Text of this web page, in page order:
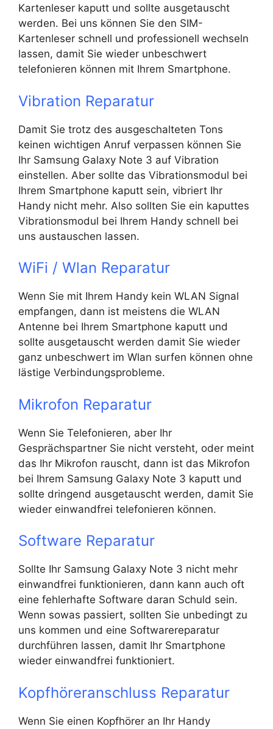
Kartenleser kaputt und sollte ausgetauscht
werden. Bei uns können Sie den SIM-
Kartenleser schnell und professionell wechseln
lassen, damit Sie wieder unbeschwert
telefonieren können mit Ihrem Smartphone.
Vibration Reparatur
Damit Sie trotz des ausgeschalteten Tons
keinen wichtigen Anruf verpassen können Sie
Ihr Samsung Galaxy Note 3 auf Vibration
einstellen. Aber sollte das Vibrationsmodul bei
Ihrem Smartphone kaputt sein, vibriert Ihr
Handy nicht mehr. Also sollten Sie ein kaputtes
Vibrationsmodul bei Ihrem Handy schnell bei
uns austauschen lassen.
WiFi / Wlan Reparatur
Wenn Sie mit Ihrem Handy kein WLAN Signal
empfangen, dann ist meistens die WLAN
Antenne bei Ihrem Smartphone kaputt und
sollte ausgetauscht werden damit Sie wieder
ganz unbeschwert im Wlan surfen können ohne
lästige Verbindungsprobleme.
Mikrofon Reparatur
Wenn Sie Telefonieren, aber Ihr
Gesprächspartner Sie nicht versteht, oder meint
das Ihr Mikrofon rauscht, dann ist das Mikrofon
bei Ihrem Samsung Galaxy Note 3 kaputt und
sollte dringend ausgetauscht werden, damit Sie
wieder einwandfrei telefonieren können.
Software Reparatur
Sollte Ihr Samsung Galaxy Note 3 nicht mehr
einwandfrei funktionieren, dann kann auch oft
eine fehlerhafte Software daran Schuld sein.
Wenn sowas passiert, sollten Sie unbedingt zu
uns kommen und eine Softwarereparatur
durchführen lassen, damit Ihr Smartphone
wieder einwandfrei funktioniert.
Kopfhöreranschluss Reparatur
Wenn Sie einen Kopfhörer an Ihr Handy